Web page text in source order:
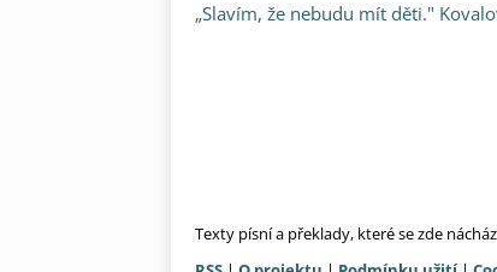
„Slavím, že nebudu mít děti."
Texty písní a překlady, které se zde